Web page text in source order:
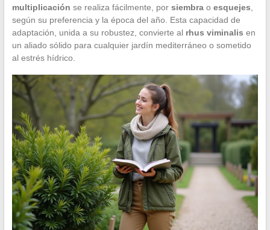
multiplicación se realiza fácilmente, por siembrao esquejes
según su preferencia y la época del año. Esta capacidad de
adaptación, unida a su robustez, convierte al rhus viminalis en
un aliado sólido para cualquier jardín mediterráneo o sometido
al estrés hídrico.